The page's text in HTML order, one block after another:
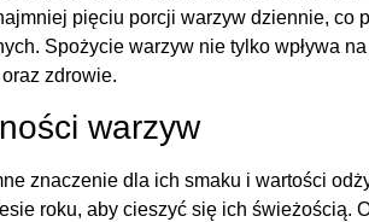
pięciu porcji warzyw dziennie, co
Spożycie warzyw nie tylko wpływa
zdrowie.
warzyw
znaczenie dla ich smaku i wartości
roku, aby cieszyć się ich świeżością.